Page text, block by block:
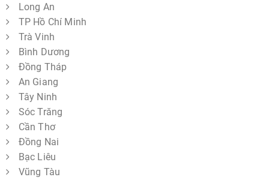
Long An
TP Hồ Chí Minh
Trà Vinh
Bình Dương
Đồng Tháp
An Giang
Tây Ninh
Sóc Trăng
Cần Thơ
Đồng Nai
Bạc Liêu
Vũng Tàu